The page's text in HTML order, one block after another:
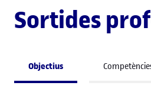
Sortides
Objectius